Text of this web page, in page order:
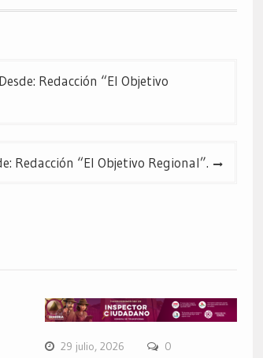
Redacción “El Objetivo
Redacción “El Objetivo Regional”.
29 julio, 2026 0